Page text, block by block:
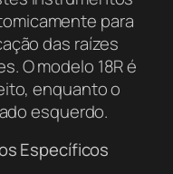
para
das raízes
O modelo 18R é
enquanto o
esquerdo.
Específicos